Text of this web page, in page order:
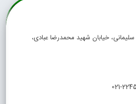
سلیمانی، خیابان شهید محمدرضا عبادی،